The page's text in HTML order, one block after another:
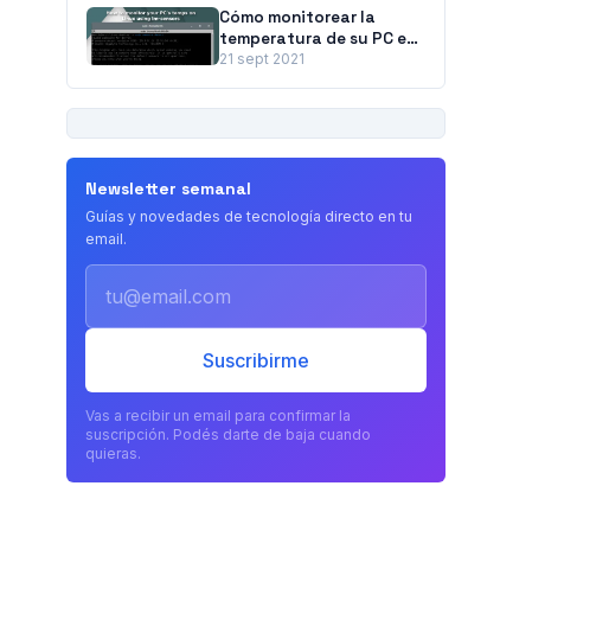
Cómo monitorear la
temperatura de su PC en
Linux usando lm-Sensors
21 sept 2021
Newsletter semanal
Guías y novedades de tecnología directo en tu
email.
Suscribirme
Vas a recibir un email para confirmar la
suscripción. Podés darte de baja cuando
quieras.